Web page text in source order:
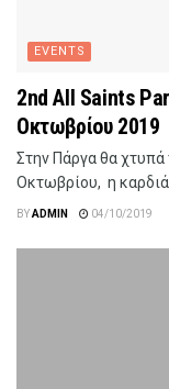
EVENTS
2nd All Saints
Οκτωβρίου 2019
Στην Πάργα θα χτυπά
Οκτωβρίου, η καρδιά
BYADMIN 04/10/2019